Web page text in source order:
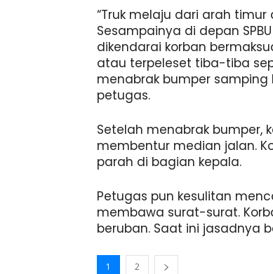
“Truk melaju dari arah
Sesampainya di depan
dikendarai korban
atau terpeleset tiba-tiba
menabrak bumper samping
petugas.
Setelah menabrak bumper,
membentur median jalan.
parah di bagian kepala.
Petugas pun kesulitan
membawa surat-surat.
beruban. Saat ini jasadnya
1 2